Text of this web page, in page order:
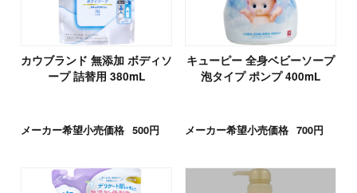
カウブランド 無添加 ボディソ
ープ 詰替用 380mL
メーカー希望小売価格 500円
キューピー 全身ベビーソープ
泡タイプ ポンプ 400mL
メーカー希望小売価格 700円